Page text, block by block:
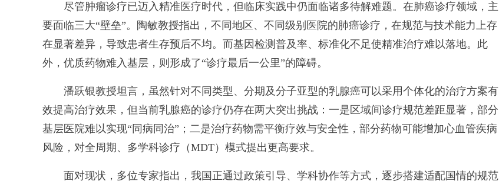
尽管肿瘤诊疗已迈入精准医疗时代，但临床实践中仍面临诸多待解难题。在肺癌诊疗领域，主
要面临三大“壁垒”。陶敏教授指出，不同地区、不同级别医院的肺癌诊疗，在规范与技术能力上存
在显著差异，导致患者生存预后不均。而基因检测普及率、标准化不足使精准治疗难以落地。此
外，优质药物难入基层，则形成了“诊疗最后一公里”的障碍。
潘跃银教授坦言，虽然针对不同类型、分期及分子亚型的乳腺癌可以采用个体化的治疗方案有
效提高治疗效果，但当前乳腺癌的诊疗仍存在两大突出挑战：一是区域间诊疗规范差距显著，部分
基层医院难以实现“同病同治”；二是治疗药物需平衡疗效与安全性，部分药物可能增加心血管疾病
风险，对全周期、多学科诊疗（MDT）模式提出更高要求。
面对现状，多位专家指出，我国正通过政策引导、学科协作等方式，逐步搭建适配国情的规范